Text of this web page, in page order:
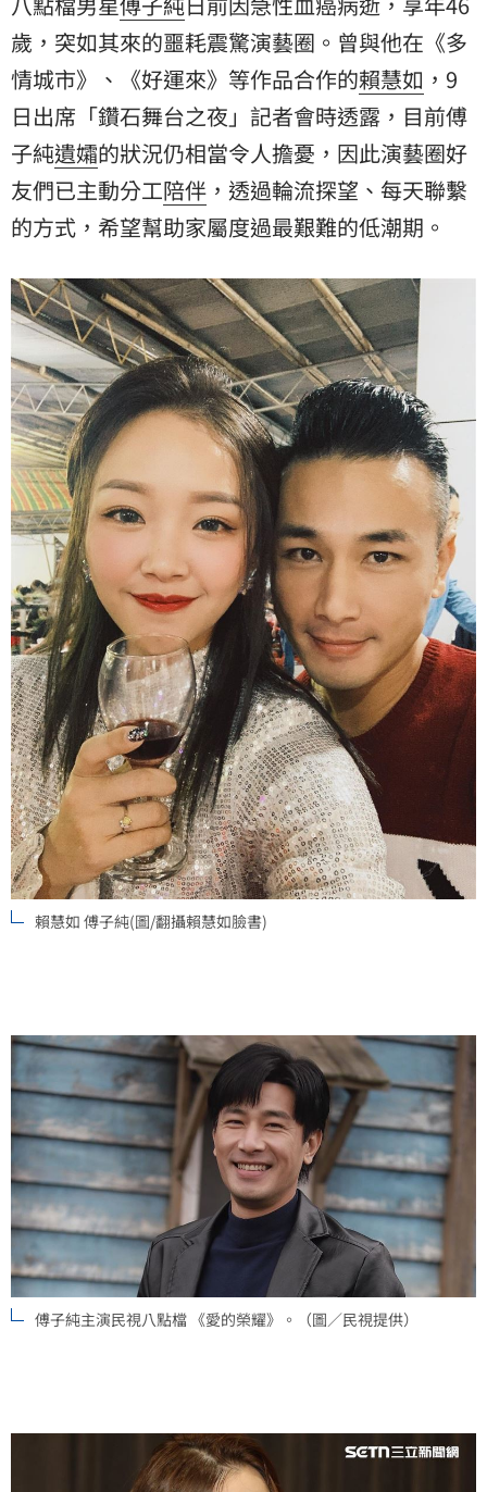
歲，突如其來的噩耗震驚演藝圈。曾與他在《多
情城市》、《好運來》等作品合作的賴慧如 ，9
日出席「鑽石舞台之夜」記者會時透露，目前傅
子純遺孀的狀況仍相當令人擔憂，因此演藝圈好
友們已主動分工陪伴 ，透過輪流探望、每天聯繫
的方式，希望幫助家屬度過最艱難的低潮期。
賴慧如 傅子純(圖/翻攝賴慧如臉書)
傅子純主演民視八點檔 《愛的榮耀》。（圖／民視提供）